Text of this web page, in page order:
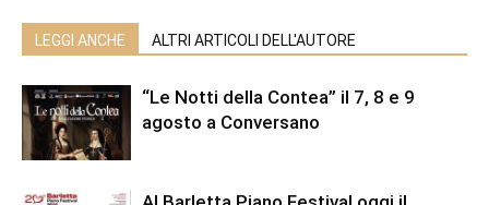
LEGGI ANCHE ALTRI ARTICOLI DELL'AUTORE
“Le Notti della Contea” il 7, 8 e 9
agosto a Conversano